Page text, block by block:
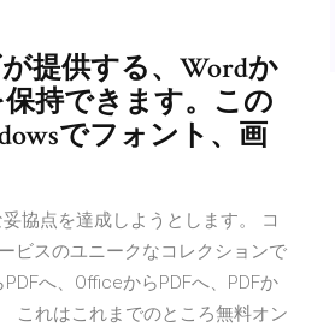
提供する、Wordか
持できます。この
でフォント、画
協点を達成しようとします。 コ
ビスのユニークなコレクションで
へ、OfficeからPDFへ、PDFか
これはこれまでのところ無料オン